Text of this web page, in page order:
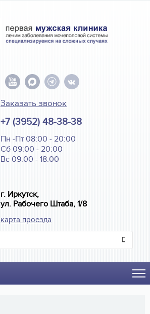
Заказать звонок
+7 (3952) 48-38-38
Пн -Пт 08:00 - 20:00
Сб 09:00 - 20:00
Вс 09:00 - 18:00
г. Иркутск,
ул. Рабочего Штаба, 1/8
карта проезда